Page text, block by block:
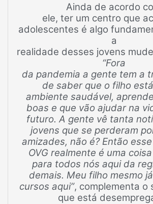
Ainda de acordo
ele, ter um centro que
adolescentes é algo
a
realidade desses jovens
“Fora
da pandemia a gente tem a
de saber que o filho
ambiente saudável,
boas e que vão ajudar na
futuro. A gente vê tanta
jovens que se perderam
amizades, não é? Então
OVG realmente é uma
para todos nós aqui da
demais. Meu filho mesmo
cursos aqui”, complementa o
que está